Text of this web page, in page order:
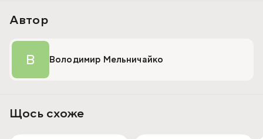
Автор
В Володимир Мельничайко
Щось схоже